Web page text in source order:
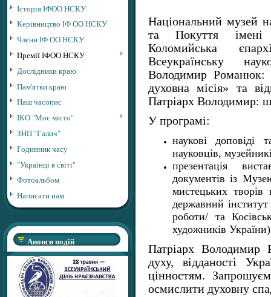
Історія ІФОО НСКУ
Керівництво ІФ ОО НСКУ
Члени ІФ ОО НСКУ
Премії ІФОО НСКУ
Дослідники краю
Пам'ятки краю
Наш часопис
ІКО "Моє місто"
ЗНП "Галич"
Годинник часу
"Українці в світі"
Фотоальбом
Написати нам
Анонси подій
Національний музей
та Покуття імені
Коломийська
Всеукраїнську
Володимир Романюк:
духовна місія» та
Патріарх Володимир:
У програмі:
наукові доповіді
науковців,
презентація
документів із
мистецьких творів
державний
роботи/ та
художників
Патріарх Володимир
духу, відданості
цінностям.
осмислити духовну